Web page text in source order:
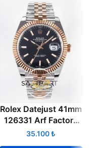
Rolex Datejust 41mm
126331 Arf Factory
Rose Gold Super
₺